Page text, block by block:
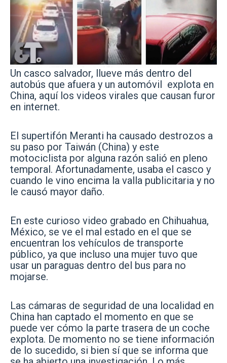
Un casco salvador, llueve más dentro del
autobús que afuera y un automóvil explota en
China, aquí los videos virales que causan furor
en internet.
El supertifón Meranti ha causado destrozos a
su paso por Taiwán (China) y este
motociclista por alguna razón salió en pleno
temporal. Afortunadamente, usaba el casco y
cuando le vino encima la valla publicitaria y no
le causó mayor daño.
En este curioso video grabado en Chihuahua,
México, se ve el mal estado en el que se
encuentran los vehículos de transporte
público, ya que incluso una mujer tuvo que
usar un paraguas dentro del bus para no
mojarse.
Las cámaras de seguridad de una localidad en
China han captado el momento en que se
puede ver cómo la parte trasera de un coche
explota. De momento no se tiene información
de lo sucedido, si bien sí que se informa que